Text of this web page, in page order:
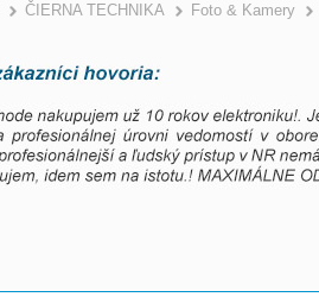
>
ČIERNA TECHNIKA Foto & Kamery